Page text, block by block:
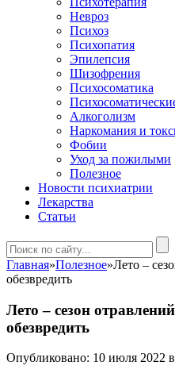
Невроз
Психоз
Психопатия
Эпилепсия
Шизофрения
Психосоматика
Алкоголизм
Наркомания и
Фобии
Уход за пожилыми
Полезное
Новости психиатрии
Лекарства
Статьи
Главная»Полезное»Лето –
обезвредить
Лето – сезон
обезвредить
Опубликовано: 10 июля 2022